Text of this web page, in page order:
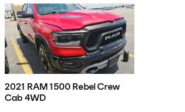
2021 RAM 1500 Rebel Crew
Cab 4WD